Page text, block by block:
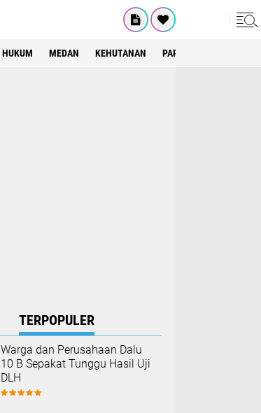
HUKUM MEDAN KEHUTANAN PARIWISATA
TERPOPULER
Warga dan Perusahaan Dalu
10 B Sepakat Tunggu Hasil Uji
DLH